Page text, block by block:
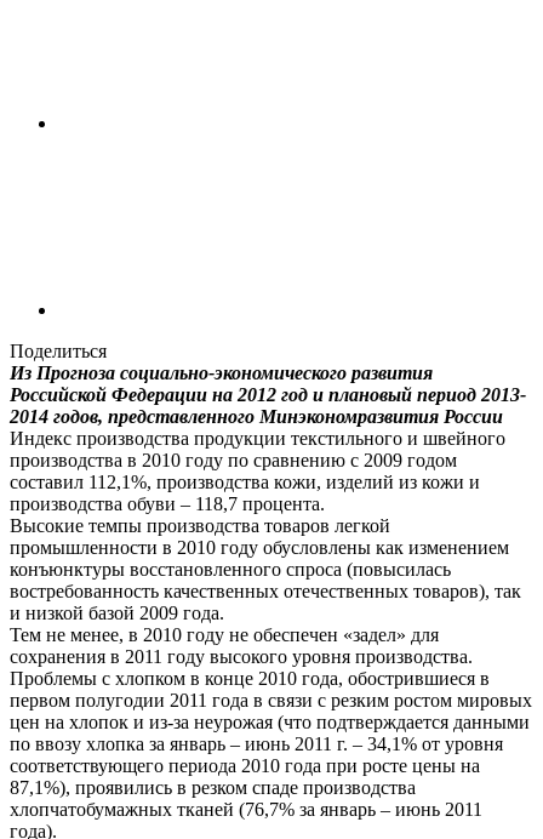
Поделиться
Из Прогноза социально-экономического развития
Российской Федерации на 2012 год и плановый период 2013-
2014 годов, представленного Минэкономразвития России
Индекс производства продукции текстильного и швейного
производства в 2010 году по сравнению с 2009 годом
составил 112,1%, производства кожи, изделий из кожи и
производства обуви – 118,7 процента.
Высокие темпы производства товаров легкой
промышленности в 2010 году обусловлены как изменением
конъюнктуры восстановленного спроса (повысилась
востребованность качественных отечественных товаров), так
и низкой базой 2009 года.
Тем не менее, в 2010 году не обеспечен «задел» для
сохранения в 2011 году высокого уровня производства.
Проблемы с хлопком в конце 2010 года, обострившиеся в
первом полугодии 2011 года в связи с резким ростом мировых
цен на хлопок и из-за неурожая (что подтверждается данными
по ввозу хлопка за январь – июнь 2011 г. – 34,1% от уровня
соответствующего периода 2010 года при росте цены на
87,1%), проявились в резком спаде производства
хлопчатобумажных тканей (76,7% за январь – июнь 2011
года).